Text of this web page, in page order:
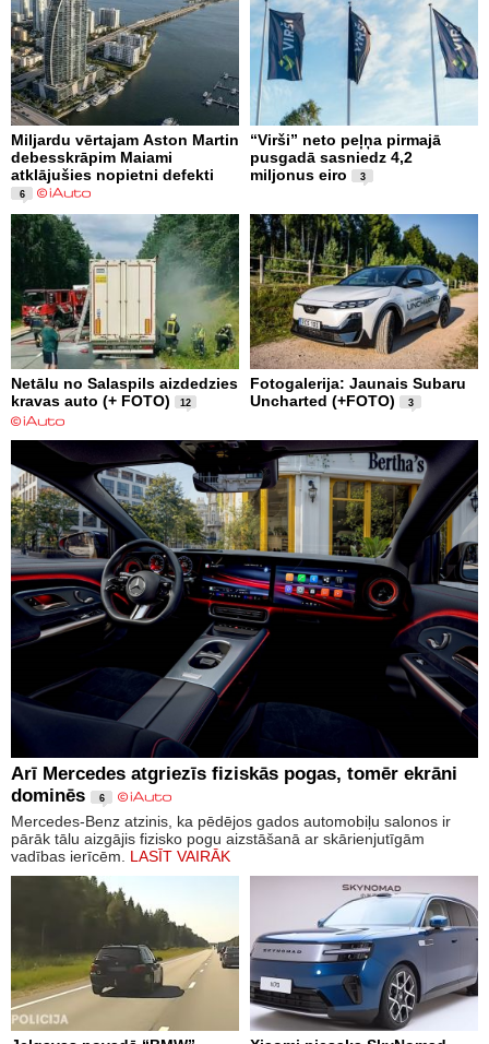
Miljardu vērtajam Aston Martin
debesskrāpim Maiami
atklājušies nopietni defekti
6
“Virši” neto peļņa pirmajā
pusgadā sasniedz 4,2
miljonus eiro
3
Netālu no Salaspils aizdedzies
kravas auto (+ FOTO)
12
Fotogalerija: Jaunais Subaru
Uncharted (+FOTO)
3
Arī Mercedes atgriezīs fiziskās pogas, tomēr ekrāni
dominēs
6
Mercedes-Benz atzinis, ka pēdējos gados automobiļu salonos ir
pārāk tālu aizgājis fizisko pogu aizstāšanā ar skārienjutīgām
vadības ierīcēm. LASĪT VAIRĀK